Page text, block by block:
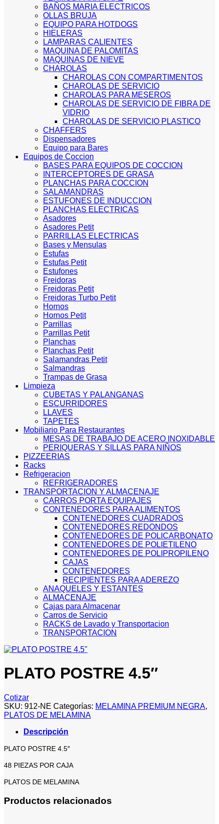
BAÑOS MARIA ELECTRICOS
OLLAS BRUJA
EQUIPO PARA HOTDOGS
HIELERAS
LAMPARAS CALIENTES
MAQUINA DE PALOMITAS
MAQUINAS DE NIEVE
CHAROLAS
CHAROLAS CON COMPARTIMENTOS
CHAROLAS DE SERVICIO
CHAROLAS PARA MESEROS
CHAROLAS DE SERVICIO DE FIBRA DE
VIDRIO
CHAROLAS DE SERVICIO PLASTICO
CHAFFERS
Dispensadores
Equipo para Bares
Equipos de Coccion
BASES PARA EQUIPOS DE COCCION
INTERCEPTORES DE GRASA
PLANCHAS PARA COCCION
SALAMANDRAS
ESTUFONES DE INDUCCION
PLANCHAS ELECTRICAS
Asadores
Asadores Petit
PARRILLAS ELECTRICAS
Bases y Mensulas
Estufas
Estufas Petit
Estufones
Freidoras
Freidoras Petit
Freidoras Turbo Petit
Hornos
Hornos Petit
Parrillas
Parrillas Petit
Planchas
Planchas Petit
Salamandras Petit
Salmandras
Trampas de Grasa
Limpieza
CUBETAS Y PALANGANAS
ESCURRIDORES
LLAVES
TAPETES
Mobiliario Para Restaurantes
MESAS DE TRABAJO DE ACERO INOXIDABLE
PERIQUERAS Y SILLAS PARA NIÑOS
PIZZEERIAS
Racks
Refrigeracion
REFRIGERADORES
TRANSPORTACION Y ALMACENAJE
CARROS PORTA EQUIPAJES
CONTENEDORES PARA ALIMENTOS
CONTENEDORES CUADRADOS
CONTENEDORES REDONDOS
CONTENEDORES DE POLICARBONATO
CONTENEDORES DE POLIETILENO
CONTENEDORES DE POLIPROPILENO
CAJAS
CONTENEDORES
RECIPIENTES PARA ADEREZO
ANAQUELES Y ESTANTES
ALMACENAJE
Cajas para Almacenar
Carros de Servicio
RACKS de Lavado y Transportacion
TRANSPORTACION
PLATO POSTRE 4.5″
Cotizar
SKU: 912-NE Categorías: MELAMINA PREMIUM NEGRA,
PLATOS DE MELAMINA
Descripción
PLATO POSTRE 4.5″
48 PIEZAS POR CAJA
PLATOS DE MELAMINA
Productos relacionados